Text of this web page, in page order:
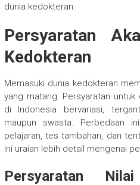
dunia kedokteran.
Persyaratan
Kedokteran
Memasuki dunia kedokteran
yang matang. Persyaratan
di Indonesia bervariasi,
maupun swasta. Perbedaan
pelajaran, tes tambahan, dan
ini uraian lebih detail mengenai
Persyaratan